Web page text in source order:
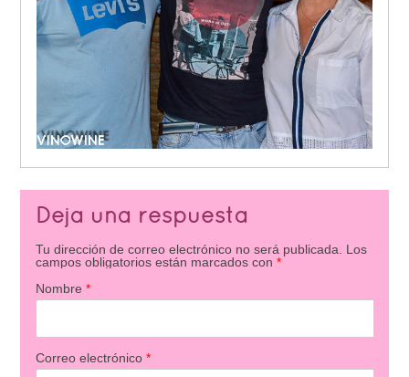
Deja una respuesta
Tu dirección de correo electrónico no será publicada. Los
campos obligatorios están marcados con *
Nombre *
Correo electrónico *